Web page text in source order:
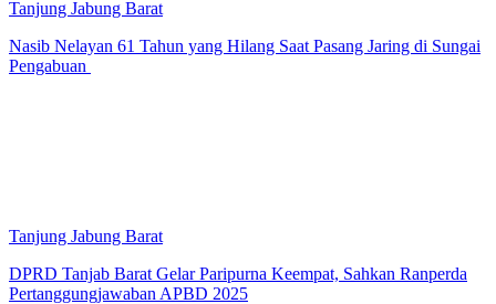
Tanjung Jabung Barat
Nasib Nelayan 61 Tahun yang Hilang Saat Pasang Jaring di Sungai
Pengabuan
Tanjung Jabung Barat
DPRD Tanjab Barat Gelar Paripurna Keempat, Sahkan Ranperda
Pertanggungjawaban APBD 2025